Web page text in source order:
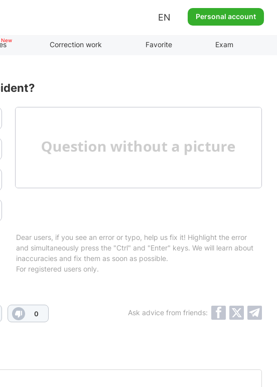
EN Personal account
Correction work Favorite Exam
Dear users, if you see an error or typo, help us fix it! Highlight the error
and simultaneously press the "Ctrl" and "Enter" keys. We will learn about
inaccuracies and fix them as soon as possible.
For registered users only.
0 Ask advice from friends: